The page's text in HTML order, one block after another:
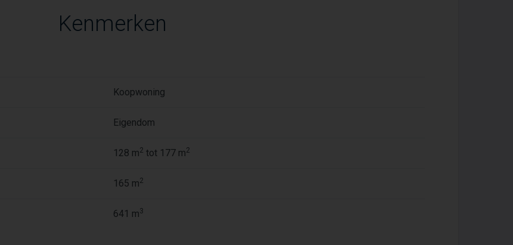
Kenmerken
Koopwoning
Eigendom
128 m2 tot 177 m2
165 m2
641 m3